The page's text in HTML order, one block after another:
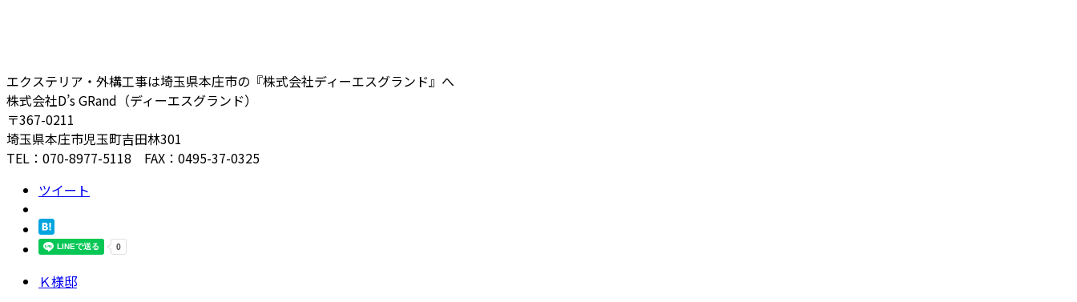
エクステリア・外構工事は埼玉県本庄市の『株式会社ディーエスグランド』へ
株式会社D’s GRand（ディーエスグランド）
〒367-0211
埼玉県本庄市児玉町吉田林301
TEL：070-8977-5118 FAX：0495-37-0325
ツイート
Ｋ様邸